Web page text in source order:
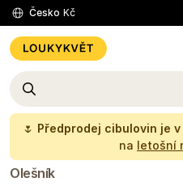
Česko Kč
🌷 Předprodej cibulovin je
na letošní
Olešník